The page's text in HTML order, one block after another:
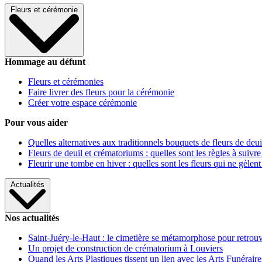
Fleurs et cérémonie
Hommage au défunt
Fleurs et cérémonies
Faire livrer des fleurs pour la cérémonie
Créer votre espace cérémonie
Pour vous aider
Quelles alternatives aux traditionnels bouquets de fleurs de
Fleurs de deuil et crématoriums : quelles sont les règles à
Fleurir une tombe en hiver : quelles sont les fleurs qui ne gèlent
Actualités
Nos actualités
Saint-Juéry-le-Haut : le cimetière se métamorphose pour
Un projet de construction de crématorium à Louviers
Quand les Arts Plastiques tissent un lien avec les Arts